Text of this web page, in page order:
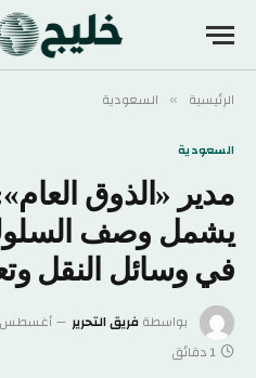
الرئيسية » السعودية
السعودية
مدير «الذوق
يشمل وصف السلوك
في وسائل النقل
بواسطةفريق التحرير أغسطس 16, 2024
1 دقائق